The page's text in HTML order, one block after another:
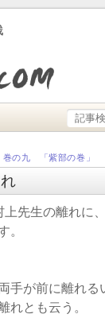
巻の九 「紫部の巻」
先生の離れに
。
手が前に離れる
れとも云う。